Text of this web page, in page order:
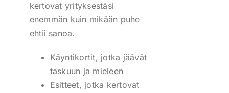
kertovat yrityksestäsi
enemmän kuin mikään puhe
ehtii sanoa.
Käyntikortit, jotka jäävät
taskuun ja mieleen
Esitteet, jotka kertovat